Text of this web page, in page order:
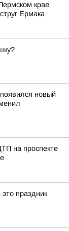
крае
Ермака
новый
на проспекте
праздник